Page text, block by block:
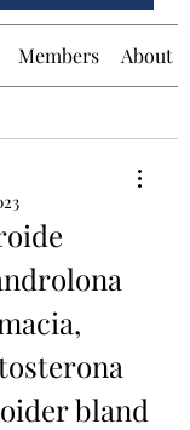
Members About
bland